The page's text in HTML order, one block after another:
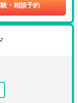
・相談予約